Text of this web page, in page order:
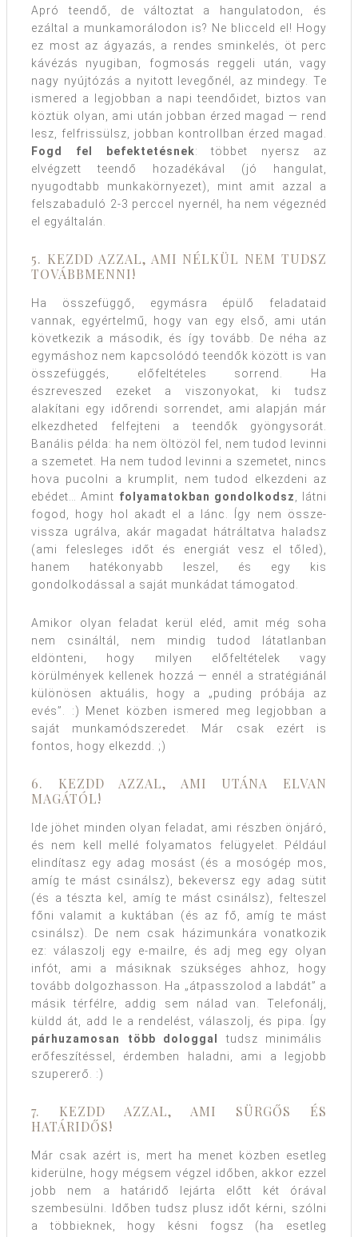
Apró teendő, de változtat a hangulatodon, és
ezáltal a munkamorálodon is? Ne blicceld el! Hogy
ez most az ágyazás, a rendes sminkelés, öt perc
kávézás nyugiban, fogmosás reggeli után, vagy
nagy nyújtózás a nyitott levegőnél, az mindegy. Te
ismered a legjobban a napi teendőidet, biztos van
köztük olyan, ami után jobban érzed magad — rend
lesz, felfrissülsz, jobban kontrollban érzed magad.
Fogd fel befektetésnek: többet nyersz az
elvégzett teendő hozadékával (jó hangulat,
nyugodtabb munkakörnyezet), mint amit azzal a
felszabaduló 2-3 perccel nyernél, ha nem végeznéd
el egyáltalán.
5. KEZDD AZZAL, AMI NÉLKÜL NEM TUDSZ
TOVÁBBMENNI!
Ha összefüggő, egymásra épülő feladataid
vannak, egyértelmű, hogy van egy első, ami után
következik a második, és így tovább. De néha az
egymáshoz nem kapcsolódó teendők között is van
összefüggés, előfeltételes sorrend. Ha
észreveszed ezeket a viszonyokat, ki tudsz
alakítani egy időrendi sorrendet, ami alapján már
elkezdheted felfejteni a teendők gyöngysorát.
Banális példa: ha nem öltözöl fel, nem tudod levinni
a szemetet. Ha nem tudod levinni a szemetet, nincs
hova pucolni a krumplit, nem tudod elkezdeni az
ebédet… Amint folyamatokban gondolkodsz
, látni
fogod, hogy hol akadt el a lánc. Így nem össze-
vissza ugrálva, akár magadat hátráltatva haladsz
(ami felesleges időt és energiát vesz el tőled),
hanem hatékonyabb leszel, és egy kis
gondolkodással a saját munkádat támogatod.
Amikor olyan feladat kerül eléd, amit még soha
nem csináltál, nem mindig tudod látatlanban
eldönteni, hogy milyen előfeltételek vagy
körülmények kellenek hozzá — ennél a stratégiánál
különösen aktuális, hogy a „puding próbája az
evés”. :) Menet közben ismered meg legjobban a
saját munkamódszeredet. Már csak ezért is
fontos, hogy elkezdd. ;)
6. KEZDD AZZAL, AMI UTÁNA ELVAN
MAGÁTÓL!
Ide jöhet minden olyan feladat, ami részben önjáró,
és nem kell mellé folyamatos felügyelet. Például
elindítasz egy adag mosást (és a mosógép mos,
amíg te mást csinálsz), bekeversz egy adag sütit
(és a tészta kel, amíg te mást csinálsz), felteszel
főni valamit a kuktában (és az fő, amíg te mást
csinálsz). De nem csak házimunkára vonatkozik
ez: válaszolj egy e-mailre, és adj meg egy olyan
infót, ami a másiknak szükséges ahhoz, hogy
tovább dolgozhasson. Ha „átpasszolod a labdát” a
másik térfélre, addig sem nálad van. Telefonálj,
küldd át, add le a rendelést, válaszolj, és pipa. Így
párhuzamosan több dologgal
tudsz minimális
erőfeszítéssel, érdemben haladni, ami a legjobb
szupererő. :)
7. KEZDD AZZAL, AMI SÜRGŐS ÉS
HATÁRIDŐS!
Már csak azért is, mert ha menet közben esetleg
kiderülne, hogy mégsem végzel időben, akkor ezzel
jobb nem a határidő lejárta előtt két órával
szembesülni. Időben tudsz plusz időt kérni, szólni
a többieknek, hogy késni fogsz (ha esetleg